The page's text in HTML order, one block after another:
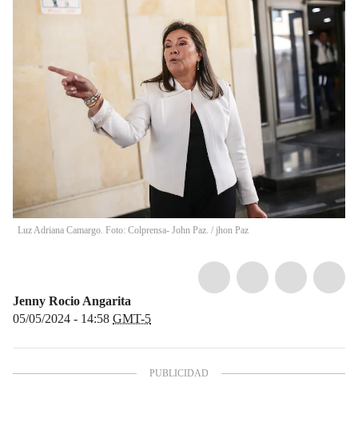
Luz Adriana Camargo. Foto: Colprensa- John Paz. / jhon Paz
Jenny Rocio Angarita
05/05/2024 - 14:58 GMT-5